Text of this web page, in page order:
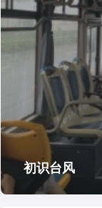
初识台风